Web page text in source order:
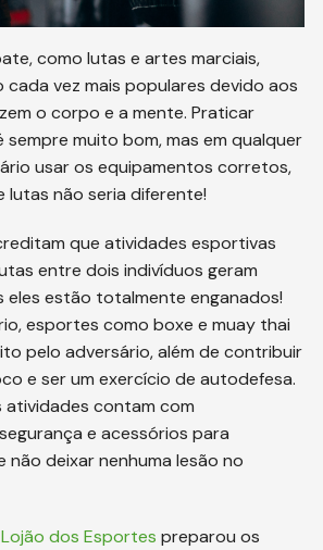
como lutas e artes marciais,
vez mais populares devido aos
o corpo e a mente. Praticar
sempre muito bom, mas em qualquer
usar os equipamentos corretos,
lutas não seria diferente!
que atividades esportivas
entre dois indivíduos geram
eles estão totalmente enganados!
esportes como boxe e muay thai
pelo adversário, além de contribuir
e ser um exercício de autodefesa.
atividades contam com
e acessórios para
não deixar nenhuma lesão no
Lojão dos Esportes preparou os